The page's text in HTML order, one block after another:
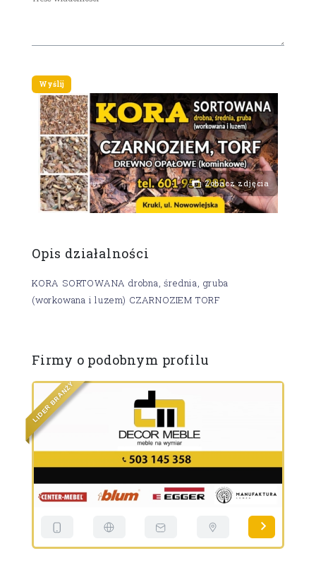
Zobacz zdjęcia
Opis działalności
KORA SORTOWANA drobna, średnia, gruba
(workowana i luzem) CZARNOZIEM TORF
Firmy o podobnym profilu
LI
DER
BRANŻ
Y